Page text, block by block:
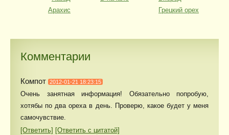
Арахис
Грецкий орех
Комментарии
Компот 2012-01-21 18:23:15
Очень занятная информация! Обязательно попробую,
хотябы по два ореха в день. Проверю, какое будет у меня
самочувствие.
[Ответить] [Ответить с цитатой]